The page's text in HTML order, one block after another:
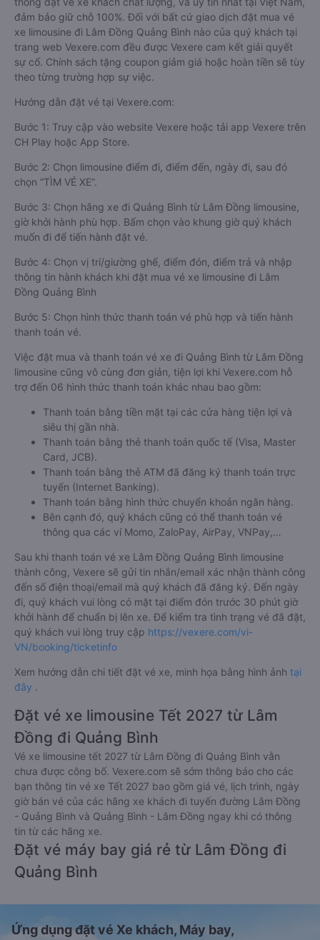
đảm bảo giữ chỗ 100%. Đối với bất cứ giao dịch đặt mua vé
xe limousine đi Lâm Đồng Quảng Bình nào của quý khách tại
trang web Vexere.com đều được Vexere cam kết giải quyết
sự cố. Chính sách tặng coupon giảm giá hoặc hoàn tiền sẽ tùy
theo từng trường hợp sự việc.
Hướng dẫn đặt vé tại Vexere.com:
Bước 1: Truy cập vào website Vexere hoặc tải app Vexere trên
CH Play hoặc App Store.
Bước 2: Chọn limousine điểm đi, điểm đến, ngày đi, sau đó
chọn “TÌM VÉ XE”.
Bước 3: Chọn hãng xe đi Quảng Bình từ Lâm Đồng limousine,
giờ khởi hành phù hợp. Bấm chọn vào khung giờ quý khách
muốn đi để tiến hành đặt vé.
Bước 4: Chọn vị trí/giường ghế, điểm đón, điểm trả và nhập
thông tin hành khách khi đặt mua vé xe limousine đi Lâm
Đồng Quảng Bình
Bước 5: Chọn hình thức thanh toán vé phù hợp và tiến hành
thanh toán vé.
Việc đặt mua và thanh toán vé xe đi Quảng Bình từ Lâm Đồng
limousine cũng vô cùng đơn giản, tiện lợi khi Vexere.com hỗ
trợ đến 06 hình thức thanh toán khác nhau bao gồm:
Thanh toán bằng tiền mặt tại các cửa hàng tiện lợi và
siêu thị gần nhà.
Thanh toán bằng thẻ thanh toán quốc tế (Visa, Master
Card, JCB).
Thanh toán bằng thẻ ATM đã đăng ký thanh toán trực
tuyến (Internet Banking).
Thanh toán bằng hình thức chuyển khoản ngân hàng.
Bên cạnh đó, quý khách cũng có thể thanh toán vé
thông qua các ví Momo, ZaloPay, AirPay, VNPay,…
Sau khi thanh toán vé xe Lâm Đồng Quảng Bình limousine
thành công, Vexere sẽ gửi tin nhắn/email xác nhận thành công
đến số điện thoại/email mà quý khách đã đăng ký. Đến ngày
đi, quý khách vui lòng có mặt tại điểm đón trước 30 phút giờ
khởi hành để chuẩn bị lên xe. Để kiểm tra tình trạng vé đã đặt,
quý khách vui lòng truy cập https://vexere.com/vi-
VN/booking/ticketinfo
Xem hướng dẫn chi tiết đặt vé xe, minh họa bằng hình ảnh tại
đây .
Đặt vé xe limousine Tết 2027 từ Lâm
Đồng đi Quảng Bình
Vé xe limousine tết 2027 từ Lâm Đồng đi Quảng Bình vẫn
chưa được công bố. Vexere.com sẽ sớm thông báo cho các
bạn thông tin vé xe Tết 2027 bao gồm giá vé, lịch trình, ngày
giờ bán vé của các hãng xe khách đi tuyến đường Lâm Đồng
- Quảng Bình và Quảng Bình - Lâm Đồng ngay khi có thông
tin từ các hãng xe.
Đặt vé máy bay giá rẻ từ Lâm Đồng đi
Quảng Bình
Ứng dụng đặt vé Xe khách, Máy bay,